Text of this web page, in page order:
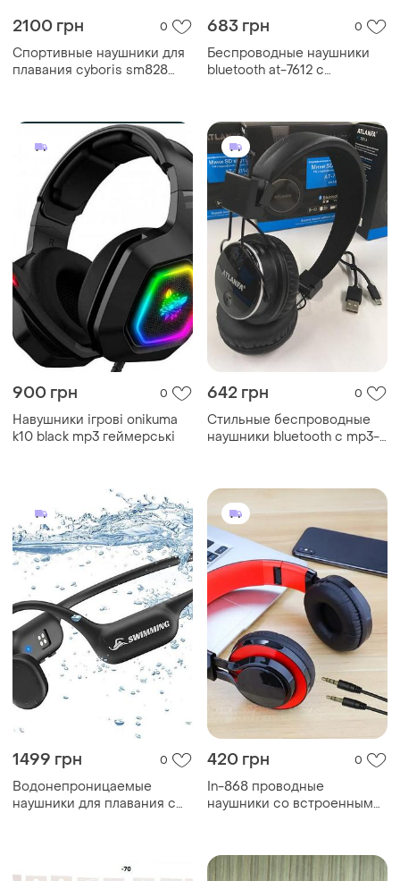
2100 грн 0
Спортивные наушники для
плавания cyboris sm828
683 грн 0
Беспроводные наушники
bluetooth at-7612 с
наушники
900 грн 0
Навушники ігрові onikuma
k10 black mp3 геймерські
642 грн 0
Стильные беспроводные
наушники bluetooth с mp3-
гарнитура
1499 грн 0
Водонепроницаемые
наушники для плавания с
420 грн 0
In-868 проводные
наушники со встроенным
мобильным телефоном/
ноутбуком/mp3.